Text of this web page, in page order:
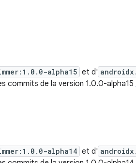
alpha15 et d'
commits de la version 1.0.0-alpha15
alpha14 et d'